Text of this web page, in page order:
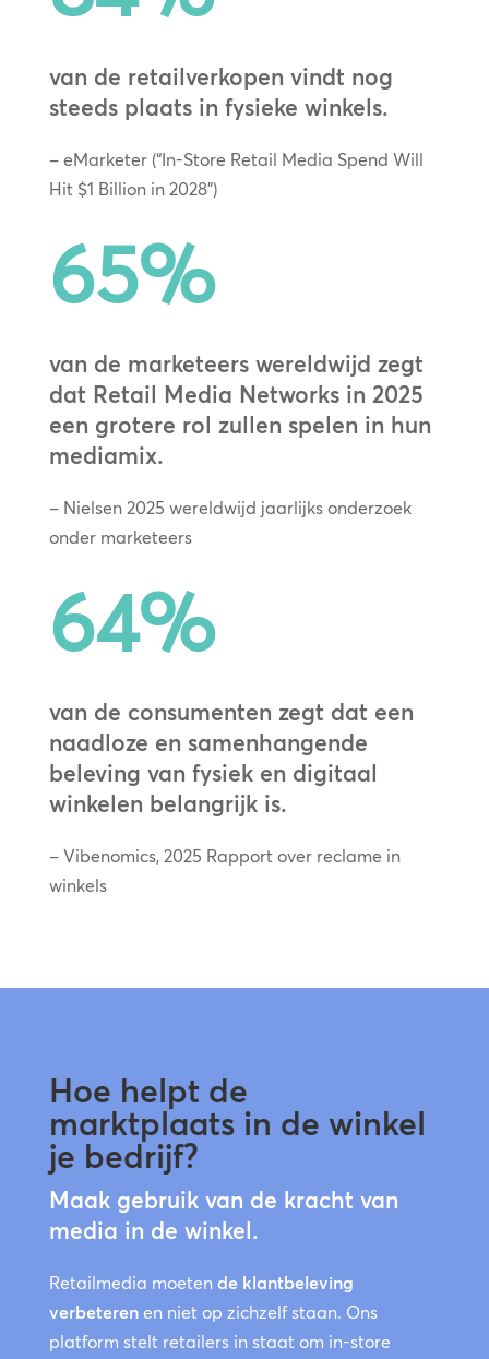
van de retailverkopen vindt nog
steeds plaats in fysieke winkels.
– eMarketer (“In-Store Retail Media Spend Will
Hit $1 Billion in 2028”)
65%
van de marketeers wereldwijd zegt
dat Retail Media Networks in 2025
een grotere rol zullen spelen in hun
mediamix.
– Nielsen 2025 wereldwijd jaarlijks onderzoek
onder marketeers
64%
van de consumenten zegt dat een
naadloze en samenhangende
beleving van fysiek en digitaal
winkelen belangrijk is.
– Vibenomics, 2025 Rapport over reclame in
winkels
Hoe helpt de
marktplaats in de winkel
je bedrijf?
Maak gebruik van de kracht van
media in de winkel.
Retailmedia moeten de klantbeleving
verbeterenen niet op zichzelf staan. Ons
platform stelt retailers in staat om in-store